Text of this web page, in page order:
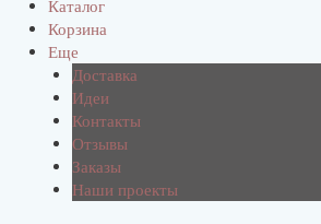
Каталог
Корзина
Еще
Доставка
Идеи
Контакты
Отзывы
Заказы
Наши проекты